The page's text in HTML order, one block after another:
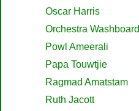
Oscar Harris
Orchestra Washboard
Powl Ameerali
Papa Touwtjie
Ragmad Amatstam
Ruth Jacott